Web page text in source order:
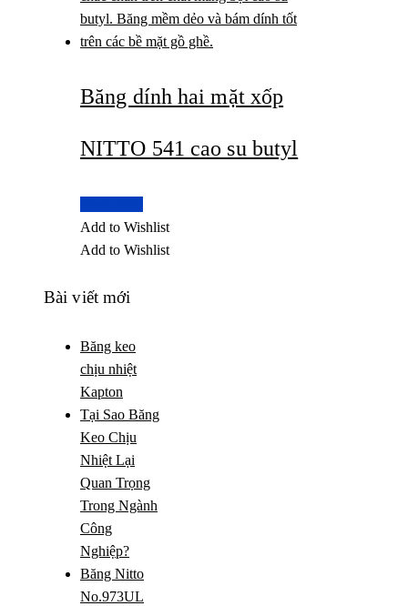
Băng dính hai mặt xốp
NITTO 541 cao su butyl
Add to Wishlist
Add to Wishlist
Bài viết mới
Băng keo
chịu nhiệt
Kapton
Tại Sao Băng
Keo Chịu
Nhiệt Lại
Quan Trọng
Trong Ngành
Công
Nghiệp?
Băng Nitto
No.973UL